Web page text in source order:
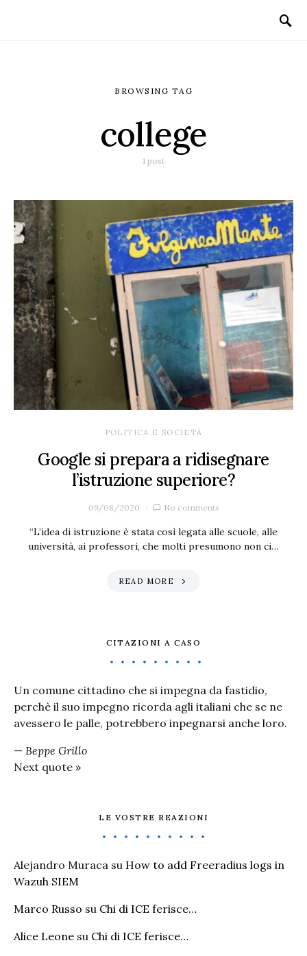
BROWSING TAG
college
1 post
POLITICA E SOCIETÀ
Google si prepara a ridisegnare
l’istruzione superiore?
09/08/2020 No comments
“L’idea di istruzione è stata così legata alle scuole, alle
università, ai professori, che molti presumono non ci…
READ MORE
CITAZIONI A CASO
Un comune cittadino che si impegna da fastidio,
perchè il suo impegno ricorda agli italiani che se ne
avessero le palle, potrebbero inpegnarsi anche loro.
— Beppe Grillo
Next quote »
LE VOSTRE REAZIONI
Alejandro Muraca su How to add Freeradius logs in
Wazuh SIEM
Marco Russo su Chi di ICE ferisce…
Alice Leone su Chi di ICE ferisce…